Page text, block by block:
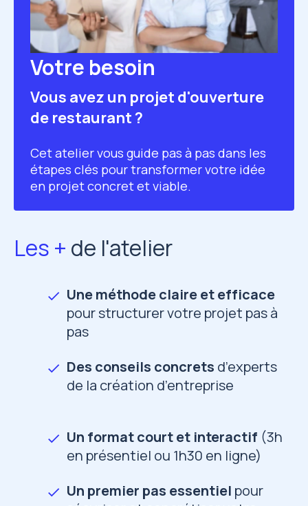
Votre besoin
Vous avez un projet d'ouverture
de restaurant ?
Cet atelier vous guide pas à pas dans les
étapes clés pour transformer votre idée
en projet concret et viable.
Les + de l'atelier
Une méthode claire et efficace
pour structurer votre projet pas à
pas
Des conseils concrets d’experts
de la création d’entreprise
Un format court et interactif (3h
en présentiel ou 1h30 en ligne)
Un premier pas essentiel pour